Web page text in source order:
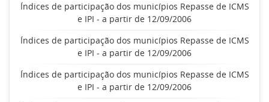
Índices de participação dos municípios Repasse de ICMS
e IPI - a partir de 12/09/2006
Índices de participação dos municípios Repasse de ICMS
e IPI - a partir de 12/09/2006
Índices de participação dos municípios Repasse de ICMS
e IPI - a partir de 12/09/2006